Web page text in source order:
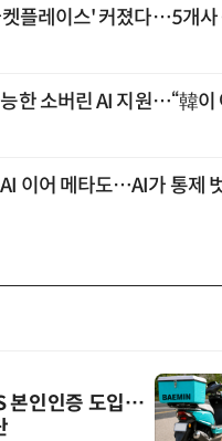
플레이스' 커졌다…5개사
한 소버린 AI 지원…“韓이
이어 메타도…AI가 통제
본인인증 도입…